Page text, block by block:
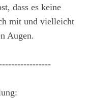
dass es keine
mit und vielleicht
Augen.